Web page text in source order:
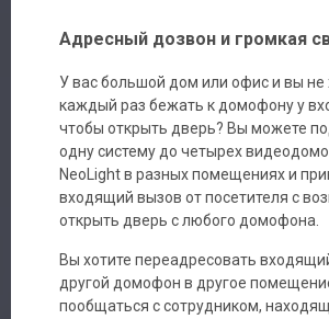
Адресный дозвон и громкая
У вас большой дом или офис и вы не
каждый раз бежать к домофону у
чтобы открыть дверь? Вы можете
одну систему до четырех
NeoLight в разных помещениях и
входящий вызов от посетителя с
открыть дверь с любого домофона.
Вы хотите переадресовать
другой домофон в другое
пообщаться с сотрудником,